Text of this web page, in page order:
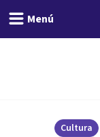
Menú
Cultura